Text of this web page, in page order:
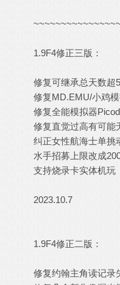
1.9F4修正三版：
修复可继承总天数超
修复MD.EMU/小鸡
修复全能模拟器
修复直觉过高有可能
纠正女性航海士单挑
水手招募上限改成
支持烧录卡实体机玩
2023.10.7
1.9F4修正二版：
修复约翰主角读记录